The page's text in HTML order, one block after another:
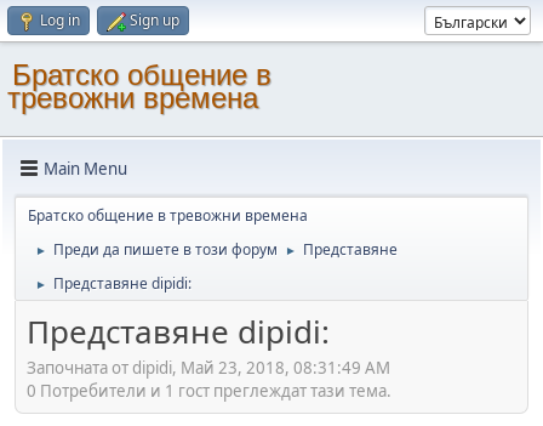
Log in Sign up
Братско общение в
тревожни времена
Main Menu
Братско общение в тревожни времена
► Преди да пишете в този форум ► Представяне
► Представяне dipidi:
Представяне dipidi:
Започната от dipidi, Май 23, 2018, 08:31:49 AM
0 Потребители и 1 гост преглеждат тази тема.